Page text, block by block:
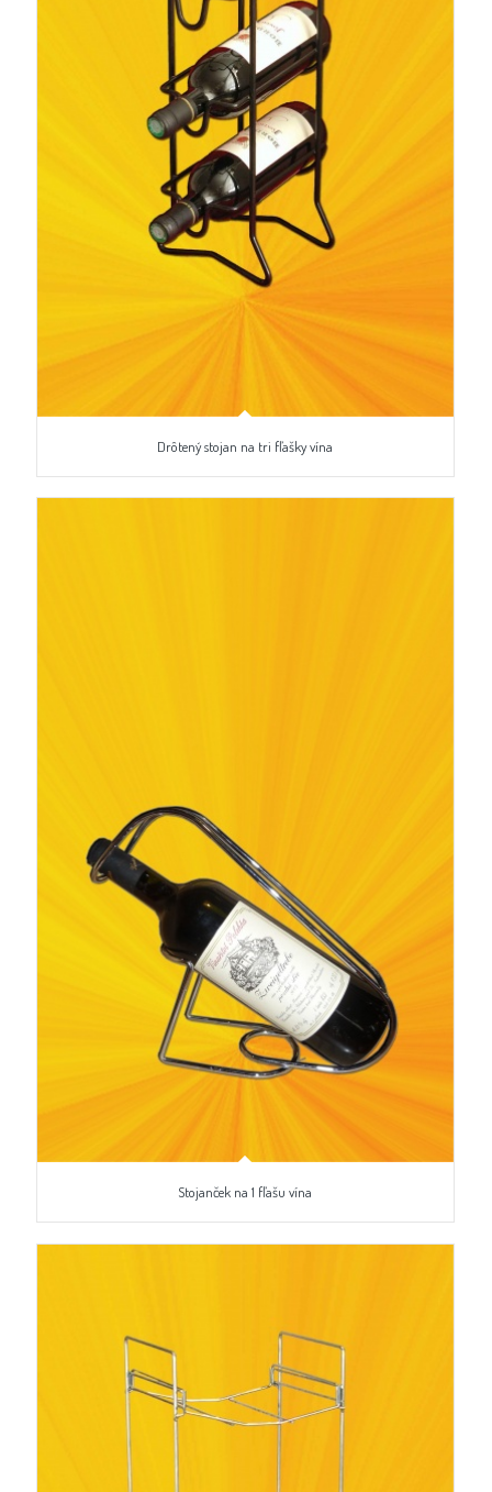
Drôtený stojan na tri fľašky vína
Stojanček na 1 fľašu vína